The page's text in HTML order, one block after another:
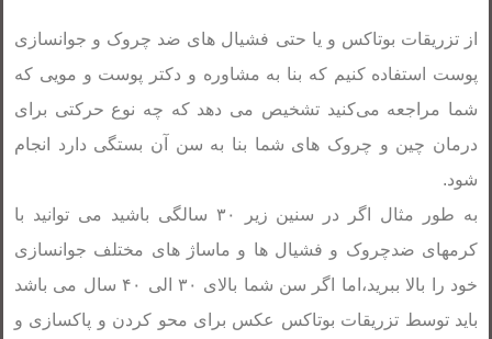
از تزریقات بوتاکس و یا حتی فشیال های ضد چروک و جوانسازی
پوست استفاده کنیم که بنا به مشاوره و دکتر پوست و مویی که
شما مراجعه می‌کنید تشخیص می دهد که چه نوع حرکتی برای
درمان چین و چروک های شما بنا به سن آن بستگی دارد انجام
شود.
به طور مثال اگر در سنین زیر ۳۰ سالگی باشید می توانید با
کرمهای ضدچروک و فشیال ها و ماساژ های مختلف جوانسازی
خود را بالا ببرید،اما اگر سن شما بالای ۳۰ الی ۴۰ سال می باشد
باید توسط تزریقات بوتاکس عکس برای محو کردن و پاکسازی و